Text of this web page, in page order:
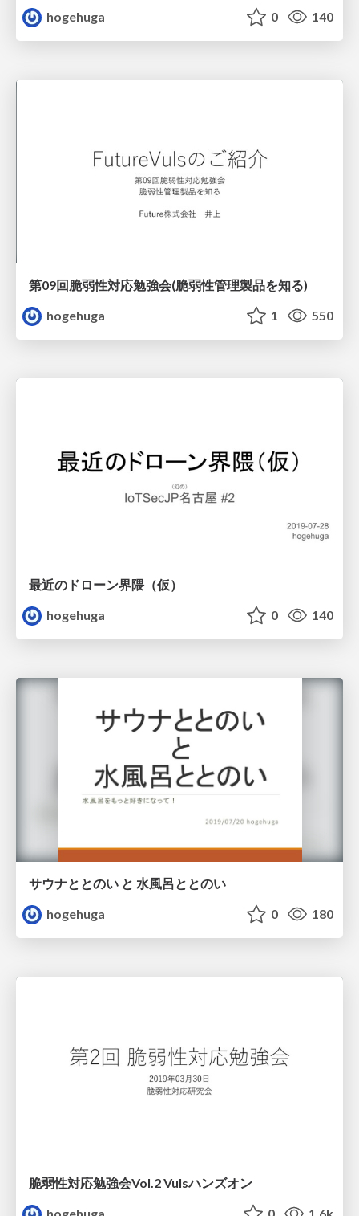
hogehuga
0 140
第09回脆弱性対応勉強会(脆弱性管理製品を知る)
hogehuga
1 550
最近のドローン界隈（仮）
hogehuga
0 140
サウナととのい と 水風呂ととのい
hogehuga
0 180
脆弱性対応勉強会Vol.2 Vulsハンズオン
hogehuga
0 1.6k